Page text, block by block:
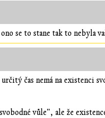
se to stane tak to nebyla
čas nemá na existenci
vůle", ale že